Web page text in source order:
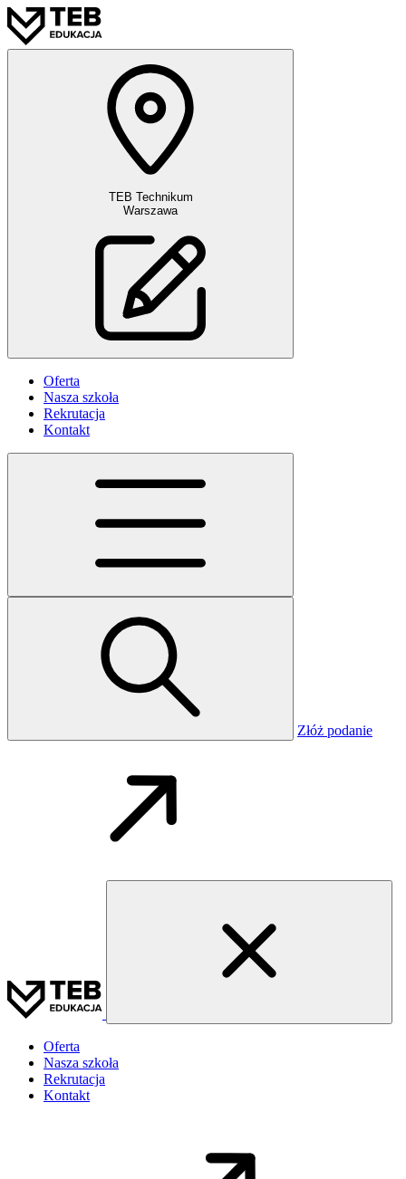
TEB Technikum
Warszawa
Oferta
Nasza szkoła
Rekrutacja
Kontakt
Złóż podanie
Oferta
Nasza szkoła
Rekrutacja
Kontakt